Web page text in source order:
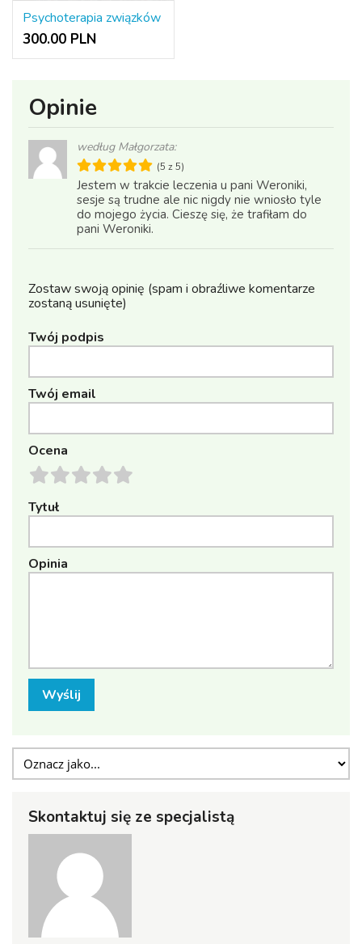
Psychoterapia związków
300.00 PLN
Opinie
według Małgorzata:
(5 z 5)
Jestem w trakcie leczenia u pani Weroniki,
sesje są trudne ale nic nigdy nie wniosło tyle
do mojego życia. Cieszę się, że trafiłam do
pani Weroniki.
Zostaw swoją opinię (spam i obraźliwe komentarze
zostaną usunięte)
Twój podpis
Twój email
Ocena
Tytuł
Opinia
Wyślij
Skontaktuj się ze specjalistą